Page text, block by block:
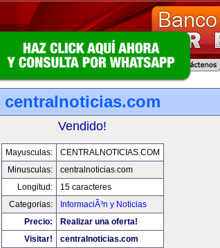
centralnoticias.com
Vendido!
Mayusculas:
CENTRALNOTICIAS.COM
Minusculas:
centralnoticias.com
Longitud:
15 caracteres
Categorias:
InformaciÃ³n y Noticias
Precio:
Realizar una oferta!
Visitar!
centralnoticias.com